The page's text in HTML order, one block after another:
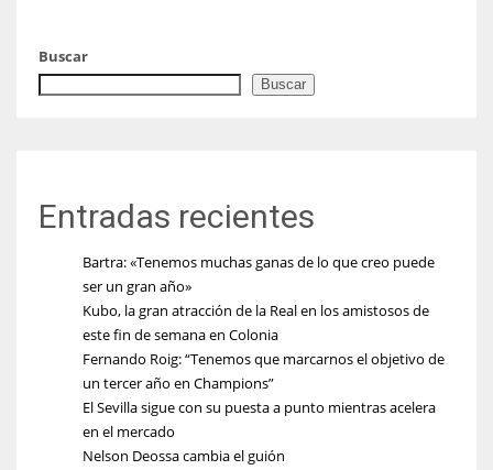
Buscar
Buscar
Entradas recientes
Bartra: «Tenemos muchas ganas de lo que creo puede
ser un gran año»
Kubo, la gran atracción de la Real en los amistosos de
este fin de semana en Colonia
Fernando Roig: “Tenemos que marcarnos el objetivo de
un tercer año en Champions”
El Sevilla sigue con su puesta a punto mientras acelera
en el mercado
Nelson Deossa cambia el guión